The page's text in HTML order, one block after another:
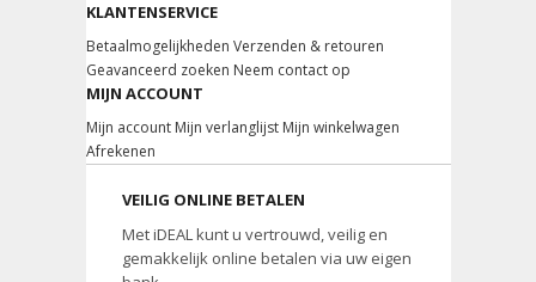
KLANTENSERVICE
Betaalmogelijkheden Verzenden & retouren
Geavanceerd zoeken Neem contact op
MIJN ACCOUNT
Mijn account Mijn verlanglijst Mijn winkelwagen
Afrekenen
VEILIG ONLINE BETALEN
Met iDEAL kunt u vertrouwd, veilig en
gemakkelijk online betalen via uw eigen